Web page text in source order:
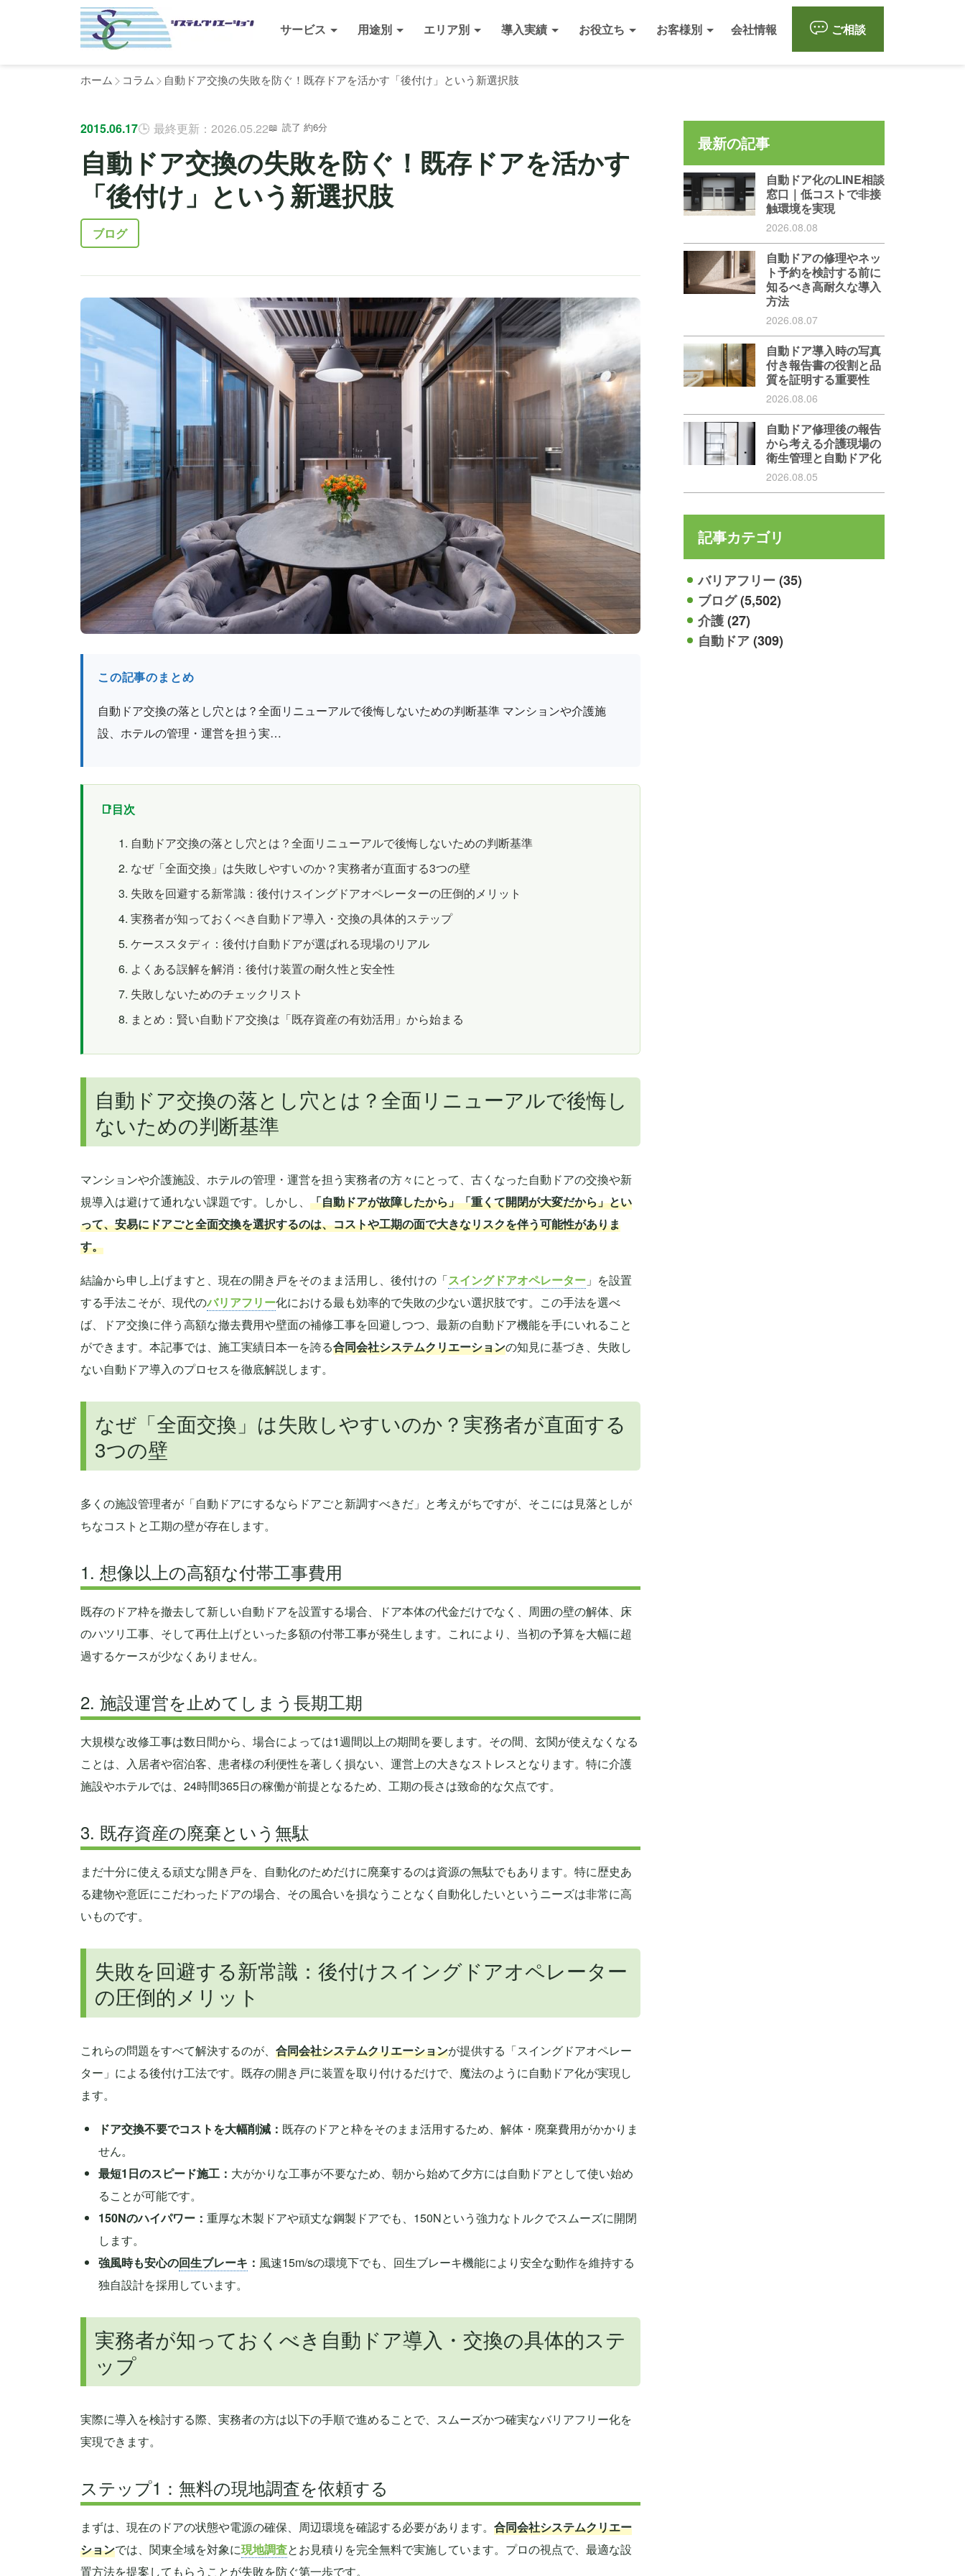
サービス 用途別 エリア別 導入実績 お役立ち お客様別 会社情報 ご相談
ホーム コラム 自動ドア交換の失敗を防ぐ！既存ドアを活かす「後付け」という新選択肢
2015.06.17 最終更新：2026.05.22 読了 約6分
自動ドア交換の失敗を防ぐ！既存ドアを活かす
「後付け」という新選択肢
ブログ
この記事のまとめ
自動ドア交換の落とし穴とは？全面リニューアルで後悔しないための判断基準 マンションや介護施
設、ホテルの管理・運営を担う実…
目次
自動ドア交換の落とし穴とは？全面リニューアルで後悔しないための判断基準
なぜ「全面交換」は失敗しやすいのか？実務者が直面する3つの壁
失敗を回避する新常識：後付けスイングドアオペレーターの圧倒的メリット
実務者が知っておくべき自動ドア導入・交換の具体的ステップ
ケーススタディ：後付け自動ドアが選ばれる現場のリアル
よくある誤解を解消：後付け装置の耐久性と安全性
失敗しないためのチェックリスト
まとめ：賢い自動ドア交換は「既存資産の有効活用」から始まる
自動ドア交換の落とし穴とは？全面リニューアルで後悔し
ないための判断基準
マンションや介護施設、ホテルの管理・運営を担う実務者の方々にとって、古くなった自動ドアの交換や新
規導入は避けて通れない課題です。しかし、 「自動ドアが故障したから」「重くて開閉が大変だから」とい
って、安易にドアごと全面交換を選択するのは、コストや工期の面で大きなリスクを伴う可能性がありま
す。
結論から申し上げますと、現在の開き戸をそのまま活用し、後付けの「スイングドアオペレーター 」を設置
する手法こそが、現代のバリアフリー化における最も効率的で失敗の少ない選択肢です。この手法を選べ
ば、ドア交換に伴う高額な撤去費用や壁面の補修工事を回避しつつ、最新の自動ドア機能を手にいれること
ができます。本記事では、施工実績日本一を誇る合同会社システムクリエーションの知見に基づき、失敗し
ない自動ドア導入のプロセスを徹底解説します。
なぜ「全面交換」は失敗しやすいのか？実務者が直面する
3つの壁
多くの施設管理者が「自動ドアにするならドアごと新調すべきだ」と考えがちですが、そこには見落としが
ちなコストと工期の壁が存在します。
1. 想像以上の高額な付帯工事費用
既存のドア枠を撤去して新しい自動ドアを設置する場合、ドア本体の代金だけでなく、周囲の壁の解体、床
のハツリ工事、そして再仕上げといった多額の付帯工事が発生します。これにより、当初の予算を大幅に超
過するケースが少なくありません。
2. 施設運営を止めてしまう長期工期
大規模な改修工事は数日間から、場合によっては1週間以上の期間を要します。その間、玄関が使えなくなる
ことは、入居者や宿泊客、患者様の利便性を著しく損ない、運営上の大きなストレスとなります。特に介護
施設やホテルでは、24時間365日の稼働が前提となるため、工期の長さは致命的な欠点です。
3. 既存資産の廃棄という無駄
まだ十分に使える頑丈な開き戸を、自動化のためだけに廃棄するのは資源の無駄でもあります。特に歴史あ
る建物や意匠にこだわったドアの場合、その風合いを損なうことなく自動化したいというニーズは非常に高
いものです。
失敗を回避する新常識：後付けスイングドアオペレーター
の圧倒的メリット
これらの問題をすべて解決するのが、 合同会社システムクリエーションが提供する「スイングドアオペレー
ター」による後付け工法です。既存の開き戸に装置を取り付けるだけで、魔法のように自動ドア化が実現し
ます。
ドア交換不要でコストを大幅削減： 既存のドアと枠をそのまま活用するため、解体・廃棄費用がかかりま
せん。
最短1日のスピード施工： 大がかりな工事が不要なため、朝から始めて夕方には自動ドアとして使い始め
ることが可能です。
150Nのハイパワー： 重厚な木製ドアや頑丈な鋼製ドアでも、150Nという強力なトルクでスムーズに開閉
します。
強風時も安心の回生ブレーキ ： 風速15m/sの環境下でも、回生ブレーキ機能により安全な動作を維持する
独自設計を採用しています。
実務者が知っておくべき自動ドア導入・交換の具体的ステ
ップ
実際に導入を検討する際、実務者の方は以下の手順で進めることで、スムーズかつ確実なバリアフリー化を
実現できます。
ステップ1：無料の現地調査を依頼する
まずは、現在のドアの状態や電源の確保、周辺環境を確認する必要があります。 合同会社システムクリエー
ションでは、関東全域を対象に現地調査とお見積りを完全無料で実施しています。プロの視点で、最適な設
置方法を提案してもらうことが失敗を防ぐ第一歩です。
最新の記事
自動ドア化のLINE相談
窓口｜低コストで非接
触環境を実現
2026.08.08
自動ドアの修理やネッ
ト予約を検討する前に
知るべき高耐久な導入
方法
2026.08.07
自動ドア導入時の写真
付き報告書の役割と品
質を証明する重要性
2026.08.06
自動ドア修理後の報告
から考える介護現場の
衛生管理と自動ドア化
2026.08.05
記事カテゴリ
バリアフリー(35)
ブログ(5,502)
介護(27)
自動ドア(309)